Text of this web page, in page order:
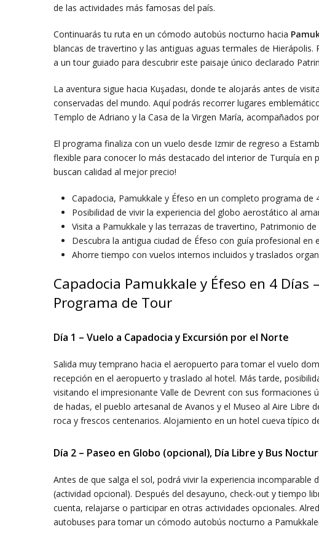
de las actividades más famosas del país.
Continuarás tu ruta en un cómodo autobús nocturno hacia
blancas de travertino y las antiguas aguas termales de
a un tour guiado para descubrir este paisaje único declarado
La aventura sigue hacia Kuşadası, donde te alojarás antes de
conservadas del mundo. Aquí podrás recorrer lugares
Templo de Adriano y la Casa de la Virgen María, acompañados
El programa finaliza con un vuelo desde Izmir de regreso a
flexible para conocer lo más destacado del interior de Turquía en
buscan calidad al mejor precio!
Capadocia, Pamukkale y Éfeso en un completo programa de
Posibilidad de vivir la experiencia del globo aerostático al
Visita a Pamukkale y las terrazas de travertino, Patrimonio de
Descubra la antigua ciudad de Éfeso con guía profesional en
Ahorre tiempo con vuelos internos incluidos y traslados
Capadocia Pamukkale y Éfeso en 4 Días
Programa de Tour
Día 1 – Vuelo a Capadocia y Excursión por el Norte
Salida muy temprano hacia el aeropuerto para tomar el vuelo
recepción en el aeropuerto y traslado al hotel. Más tarde,
visitando el impresionante Valle de Devrent con sus formaciones
de hadas, el pueblo artesanal de Avanos y el Museo al Aire Libre
roca y frescos centenarios. Alojamiento en un hotel cueva típico
Día 2 – Paseo en Globo (opcional), Día Libre y Bus
Antes de que salga el sol, podrá vivir la experiencia incomparable
(actividad opcional). Después del desayuno, check-out y tiempo
cuenta, relajarse o participar en otras actividades opcionales.
autobuses para tomar un cómodo autobús nocturno a